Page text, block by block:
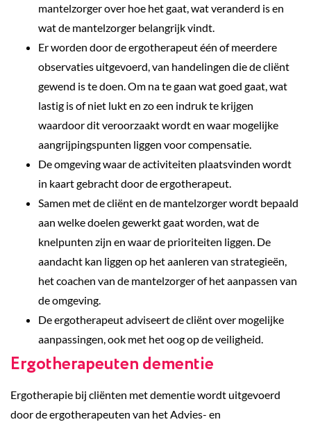
mantelzorger over hoe het gaat, wat veranderd is en
wat de mantelzorger belangrijk vindt.
Er worden door de ergotherapeut één of meerdere
observaties uitgevoerd, van handelingen die de cliënt
gewend is te doen. Om na te gaan wat goed gaat, wat
lastig is of niet lukt en zo een indruk te krijgen
waardoor dit veroorzaakt wordt en waar mogelijke
aangrijpingspunten liggen voor compensatie.
De omgeving waar de activiteiten plaatsvinden wordt
in kaart gebracht door de ergotherapeut.
Samen met de cliënt en de mantelzorger wordt bepaald
aan welke doelen gewerkt gaat worden, wat de
knelpunten zijn en waar de prioriteiten liggen. De
aandacht kan liggen op het aanleren van strategieën,
het coachen van de mantelzorger of het aanpassen van
de omgeving.
De ergotherapeut adviseert de cliënt over mogelijke
aanpassingen, ook met het oog op de veiligheid.
Ergotherapeuten dementie
Ergotherapie bij cliënten met dementie wordt uitgevoerd
door de ergotherapeuten van het Advies- en